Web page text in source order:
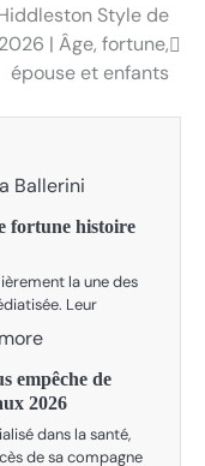
Style de
| Âge, fortune,
épouse et enfants
fortune histoire
la une des
Leur
empêche de
2026
dans la santé,
de sa compagne